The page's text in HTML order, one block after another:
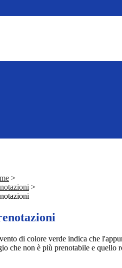
>
>
di colore verde indica che
che non è più prenotabile e quello